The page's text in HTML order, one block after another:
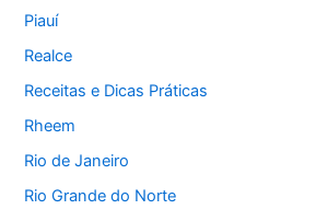
Piauí
Realce
Receitas e Dicas Práticas
Rheem
Rio de Janeiro
Rio Grande do Norte